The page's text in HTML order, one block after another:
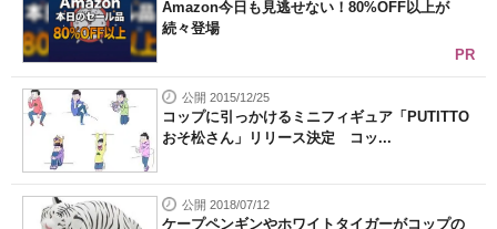
Amazon今日も見逃せない！80%OFF以上が
続々登場
PR
公開 2015/12/25
コップに引っかけるミニフィギュア「PUTITTO
おそ松さん」リリース決定 コッ...
公開 2018/07/12
ケープペンギンやホワイトタイガーがコップの